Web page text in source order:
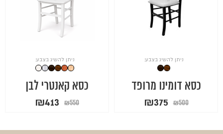
ניתן להשיג בצבע:
כסא דומינו מרופד
₪500
המחיר
₪375
ניתן להשיג בצבע:
כסא קאנטרי לבן
₪550
המחיר
₪413